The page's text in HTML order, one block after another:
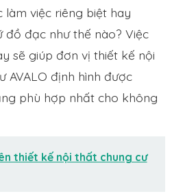
làm việc riêng biệt hay
đồ đạc như thế nào? Việc
sẽ giúp đơn vị thiết kế nội
AVALO định hình được
phù hợp nhất cho không
thiết kế nội thất chung cư